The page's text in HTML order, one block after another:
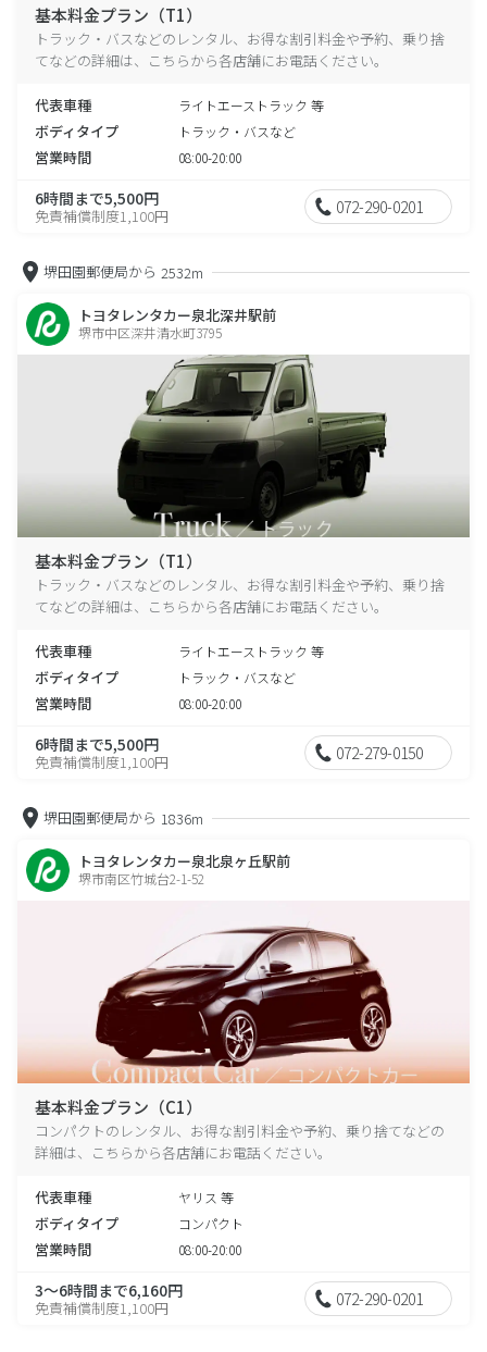
基本料金プラン（T1）
トラック・バスなどのレンタル、お得な割引料金や予約、乗り捨
てなどの詳細は、こちらから各店舗にお電話ください。
代表車種 ライトエーストラック 等
ボディタイプ トラック・バスなど
営業時間 08:00-20:00
6時間まで5,500円
免責補償制度1,100円 072-290-0201
堺田園郵便局から 2532m
トヨタレンタカー泉北深井駅前
堺市中区深井清水町3795
基本料金プラン（T1）
トラック・バスなどのレンタル、お得な割引料金や予約、乗り捨
てなどの詳細は、こちらから各店舗にお電話ください。
代表車種 ライトエーストラック 等
ボディタイプ トラック・バスなど
営業時間 08:00-20:00
6時間まで5,500円
免責補償制度1,100円 072-279-0150
堺田園郵便局から 1836m
トヨタレンタカー泉北泉ヶ丘駅前
堺市南区竹城台2-1-52
基本料金プラン（C1）
コンパクトのレンタル、お得な割引料金や予約、乗り捨てなどの
詳細は、こちらから各店舗にお電話ください。
代表車種 ヤリス 等
ボディタイプ コンパクト
営業時間 08:00-20:00
3～6時間まで6,160円
免責補償制度1,100円 072-290-0201